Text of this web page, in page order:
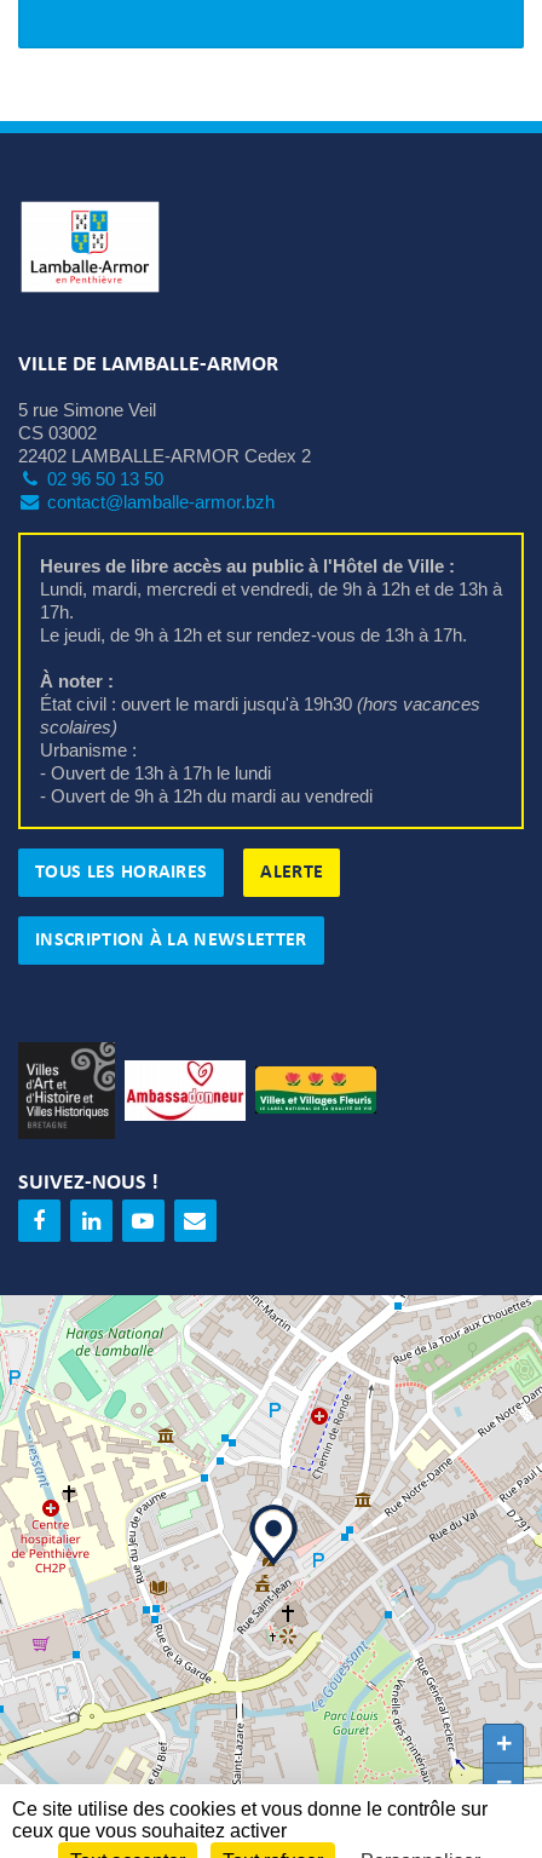
VILLE DE LAMBALLE-ARMOR
5 rue Simone Veil
CS 03002
22402 LAMBALLE-ARMOR Cedex 2
02 96 50 13 50
contact@lamballe-armor.bzh
Heures de libre accès au public à l'Hôtel de Ville :
Lundi, mardi, mercredi et vendredi, de 9h à 12h et de 13h à
17h.
Le jeudi, de 9h à 12h et sur rendez-vous de 13h à 17h.
À noter :
État civil : ouvert le mardi jusqu'à 19h30 (hors vacances
scolaires)
Urbanisme :
- Ouvert de 13h à 17h le lundi
- Ouvert de 9h à 12h du mardi au vendredi
TOUS LES HORAIRES ALERTE
INSCRIPTION À LA NEWSLETTER
SUIVEZ-NOUS !
+
−
+
−
Ce site utilise des cookies et vous donne le contrôle sur
ceux que vous souhaitez activer